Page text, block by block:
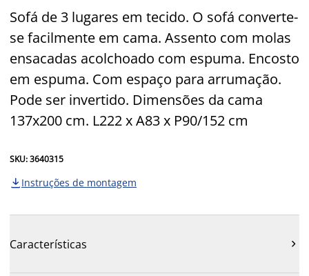
Sofá de 3 lugares em tecido. O sofá converte-
se facilmente em cama. Assento com molas
ensacadas acolchoado com espuma. Encosto
em espuma. Com espaço para arrumação.
Pode ser invertido. Dimensões da cama
137x200 cm. L222 x A83 x P90/152 cm
SKU: 3640315
 Instruções de montagem
Características 